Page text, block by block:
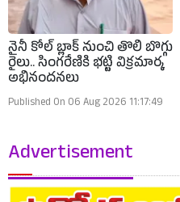
నైనీ కోల్ బ్లాక్ నుంచి తొలి బొగ్గు
రైలు.. సింగరేణికి భట్టి విక్రమార్క
అభినందనలు
Published On 06 Aug 2026 11:17:49
Advertisement